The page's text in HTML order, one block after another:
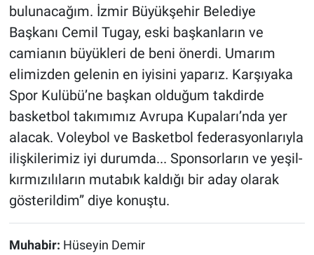
bulunacağım. İzmir Büyükşehir Belediye
Başkanı Cemil Tugay, eski başkanların ve
camianın büyükleri de beni önerdi. Umarım
elimizden gelenin en iyisini yaparız. Karşıyaka
Spor Kulübü’ne başkan olduğum takdirde
basketbol takımımız Avrupa Kupaları’nda yer
alacak. Voleybol ve Basketbol federasyonlarıyla
ilişkilerimiz iyi durumda... Sponsorların ve yeşil-
kırmızılıların mutabık kaldığı bir aday olarak
gösterildim” diye konuştu.
Muhabir: Hüseyin Demir